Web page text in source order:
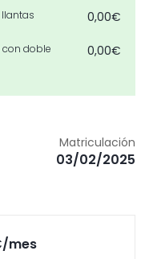
0,00€
doble
0,00€
0,00€
a
0,00€
infantil i-size
Matriculación
03/02/2025
mes